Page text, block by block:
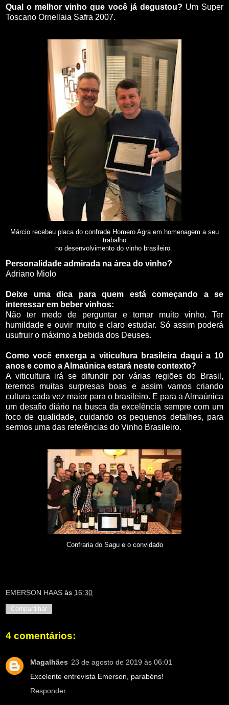
Qual o melhor vinho que você já degustou? Um Super
Toscano Ornellaia Safra 2007.
Márcio recebeu placa do confrade Homero Agra em homenagem a seu
trabalho
no desenvolvimento do vinho brasileiro
Personalidade admirada na área do vinho?
Adriano Miolo
Deixe uma dica para quem está começando a se
interessar em beber vinhos:
Não ter medo de perguntar e tomar muito vinho. Ter
humildade e ouvir muito e claro estudar. Só assim poderá
usufruir o máximo a bebida dos Deuses.
Como você enxerga a viticultura brasileira daqui a 10
anos e como a Almaúnica estará neste contexto?
A viticultura irá se difundir por várias regiões do Brasil,
teremos muitas surpresas boas e assim vamos criando
cultura cada vez maior para o brasileiro. E para a Almaúnica
um desafio diário na busca da excelência sempre com um
foco de qualidade, cuidando os pequenos detalhes, para
sermos uma das referências do Vinho Brasileiro.
Confraria do Sagu e o convidado
EMERSON HAAS às 16:30
Compartilhar
4 comentários:
Magalhães 23 de agosto de 2019 às 06:01
Excelente entrevista Emerson, parabéns!
Responder